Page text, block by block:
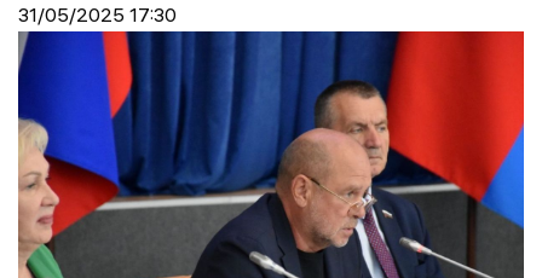
31/05/2025 17:30